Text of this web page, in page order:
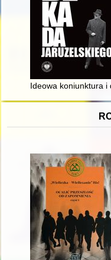
Ideowa koniunktura i